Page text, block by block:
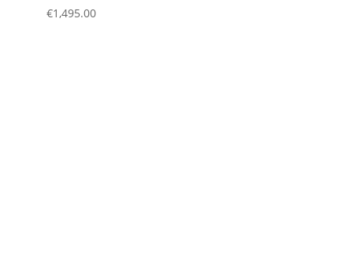
€1,495.00